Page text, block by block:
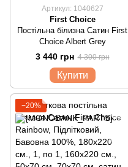
Артикул: 1040627
First Choice
Постільна білизна Сатин First
Choice Albert Grey
3 440 грн 4 300 грн
Купити
−20%